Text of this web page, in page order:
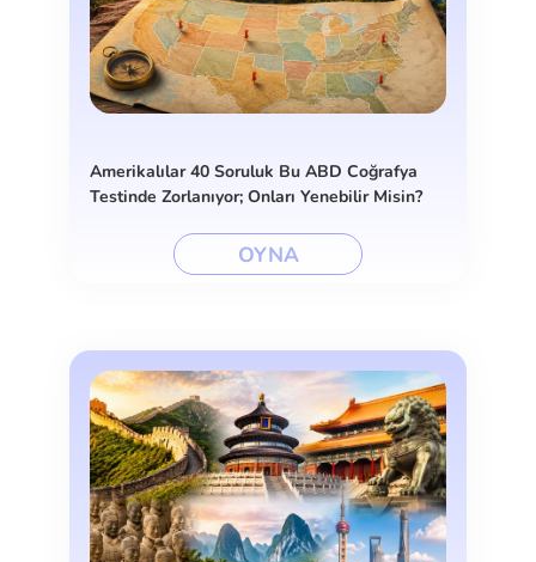
Amerikalılar 40 Soruluk Bu ABD Coğrafya
Testinde Zorlanıyor; Onları Yenebilir Misin?
OYNA